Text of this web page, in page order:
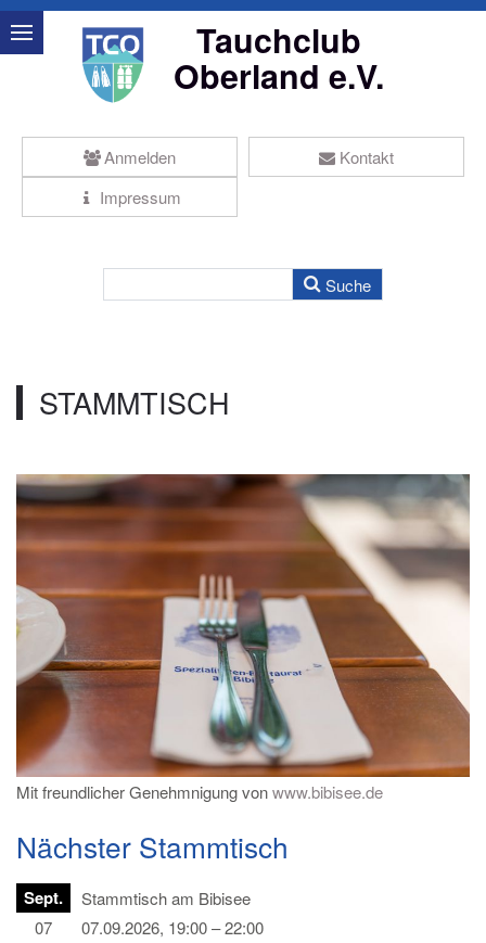
Tauchclub
Oberland e.V.
Anmelden
Kontakt
Impressum
STAMMTISCH
Mit freundlicher Genehmnigung vonwww.bibisee.de
Nächster Stammtisch
Sept.
07
Stammtisch am Bibisee
07.09.2026, 19:00 – 22:00